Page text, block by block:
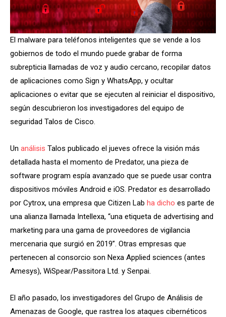
El malware para teléfonos inteligentes que se vende a los
gobiernos de todo el mundo puede grabar de forma
subrepticia llamadas de voz y audio cercano, recopilar datos
de aplicaciones como Sign y WhatsApp, y ocultar
aplicaciones o evitar que se ejecuten al reiniciar el dispositivo,
según descubrieron los investigadores del equipo de
seguridad Talos de Cisco.
Un análisis Talos publicado el jueves ofrece la visión más
detallada hasta el momento de Predator, una pieza de
software program espía avanzado que se puede usar contra
dispositivos móviles Android e iOS. Predator es desarrollado
por Cytrox, una empresa que Citizen Lab ha dicho es parte de
una alianza llamada Intellexa, “una etiqueta de advertising and
marketing para una gama de proveedores de vigilancia
mercenaria que surgió en 2019”. Otras empresas que
pertenecen al consorcio son Nexa Applied sciences (antes
Amesys), WiSpear/Passitora Ltd. y Senpai.
El año pasado, los investigadores del Grupo de Análisis de
Amenazas de Google, que rastrea los ataques cibernéticos